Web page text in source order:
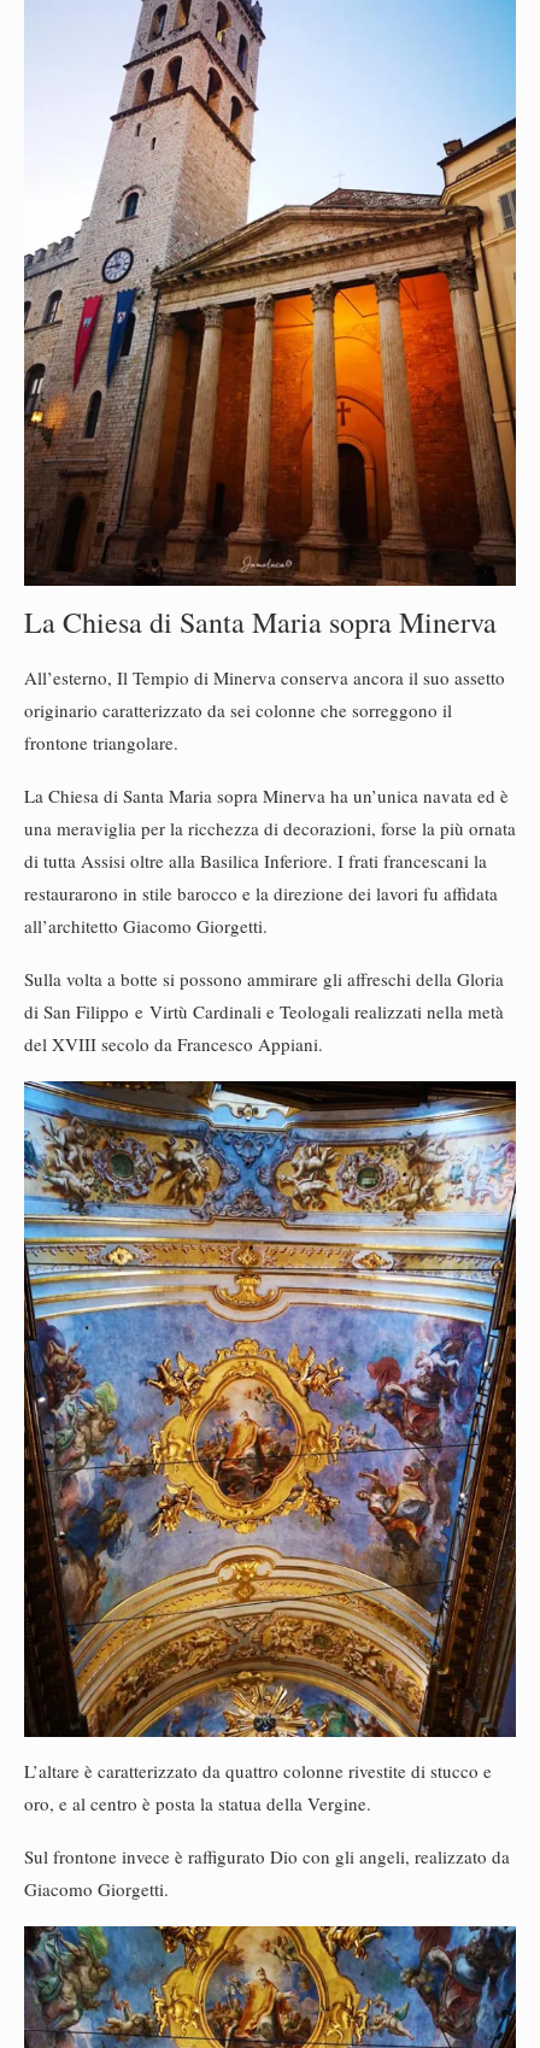
La Chiesa di Santa Maria sopra Minerva
All’esterno, Il Tempio di Minerva conserva ancora il suo assetto
originario caratterizzato da sei colonne che sorreggono il
frontone triangolare.
La Chiesa di Santa Maria sopra Minerva ha un’unica navata ed è
una meraviglia per la ricchezza di decorazioni, forse la più ornata
di tutta Assisi oltre alla Basilica Inferiore. I frati francescani la
restaurarono in stile barocco e la direzione dei lavori fu affidata
all’architetto Giacomo Giorgetti.
Sulla volta a botte si possono ammirare gli affreschi della Gloria
di San Filippo e Virtù Cardinali e Teologali realizzati nella metà
del XVIII secolo da Francesco Appiani.
L’altare è caratterizzato da quattro colonne rivestite di stucco e
oro, e al centro è posta la statua della Vergine.
Sul frontone invece è raffigurato Dio con gli angeli, realizzato da
Giacomo Giorgetti.